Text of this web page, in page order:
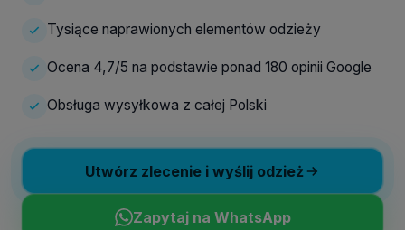
Tysiące naprawionych elementów odzieży
Ocena 4,7/5 na podstawie ponad 180 opinii Google
Obsługa wysyłkowa z całej Polski
Utwórz zlecenie i wyślij odzież
Zapytaj na WhatsApp